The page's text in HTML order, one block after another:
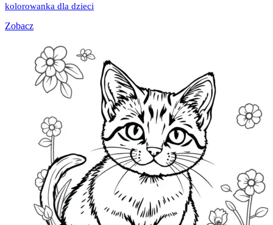
kolorowanka dla dzieci
Zobacz